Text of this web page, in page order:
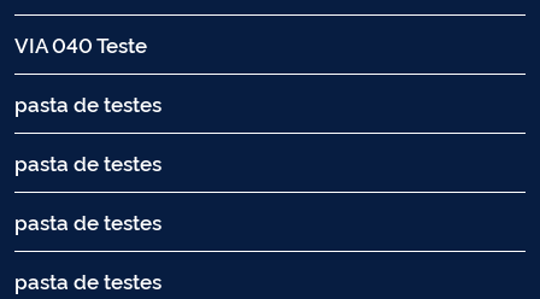
VIA 040 Teste
pasta de testes
pasta de testes
pasta de testes
pasta de testes